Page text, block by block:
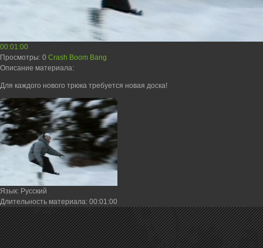
00:01:00
Просмотры: 0 Crash Boom Bang
Описание материала:
Для каждого нового трюка требуется новая доска!
Язык: Русский
Длительность материала: 00:01:00